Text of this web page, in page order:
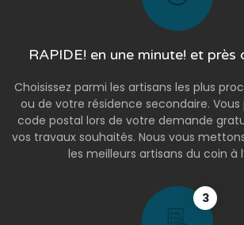
RAPIDE! en une minute! et près
Choisissez parmi les artisans les plus
ou de votre résidence secondaire. Vous
code postal lors de votre demande
vos travaux souhaités. Nous vous
les meilleurs artisans du coin à
3